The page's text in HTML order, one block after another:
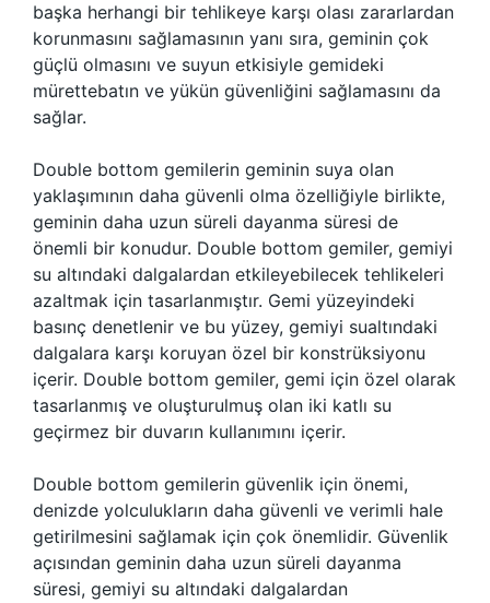
başka herhangi bir tehlikeye karşı olası zararlardan
korunmasını sağlamasının yanı sıra, geminin çok
güçlü olmasını ve suyun etkisiyle gemideki
mürettebatın ve yükün güvenliğini sağlamasını da
sağlar.
Double bottom gemilerin geminin suya olan
yaklaşımının daha güvenli olma özelliğiyle birlikte,
geminin daha uzun süreli dayanma süresi de
önemli bir konudur. Double bottom gemiler, gemiyi
su altındaki dalgalardan etkileyebilecek tehlikeleri
azaltmak için tasarlanmıştır. Gemi yüzeyindeki
basınç denetlenir ve bu yüzey, gemiyi sualtındaki
dalgalara karşı koruyan özel bir konstrüksiyonu
içerir. Double bottom gemiler, gemi için özel olarak
tasarlanmış ve oluşturulmuş olan iki katlı su
geçirmez bir duvarın kullanımını içerir.
Double bottom gemilerin güvenlik için önemi,
denizde yolculukların daha güvenli ve verimli hale
getirilmesini sağlamak için çok önemlidir. Güvenlik
açısından geminin daha uzun süreli dayanma
süresi, gemiyi su altındaki dalgalardan